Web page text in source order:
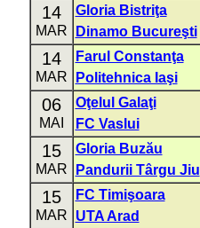
14
MAR
Gloria Bistriţa
Dinamo Bucureşti
14
MAR
Farul Constanţa
Politehnica Iaşi
06
MAI
Oţelul Galaţi
FC Vaslui
15
MAR
Gloria Buzău
Pandurii Târgu Jiu
15
MAR
FC Timişoara
UTA Arad